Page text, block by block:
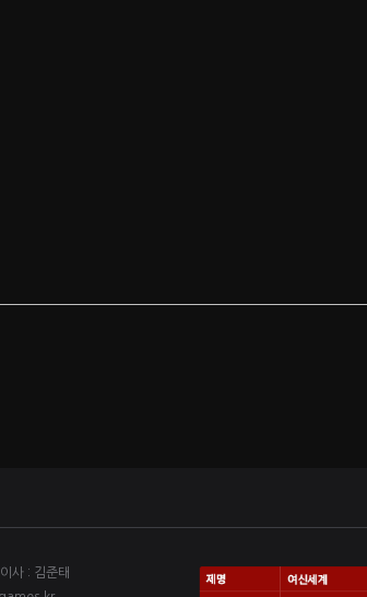
사 : 김준태